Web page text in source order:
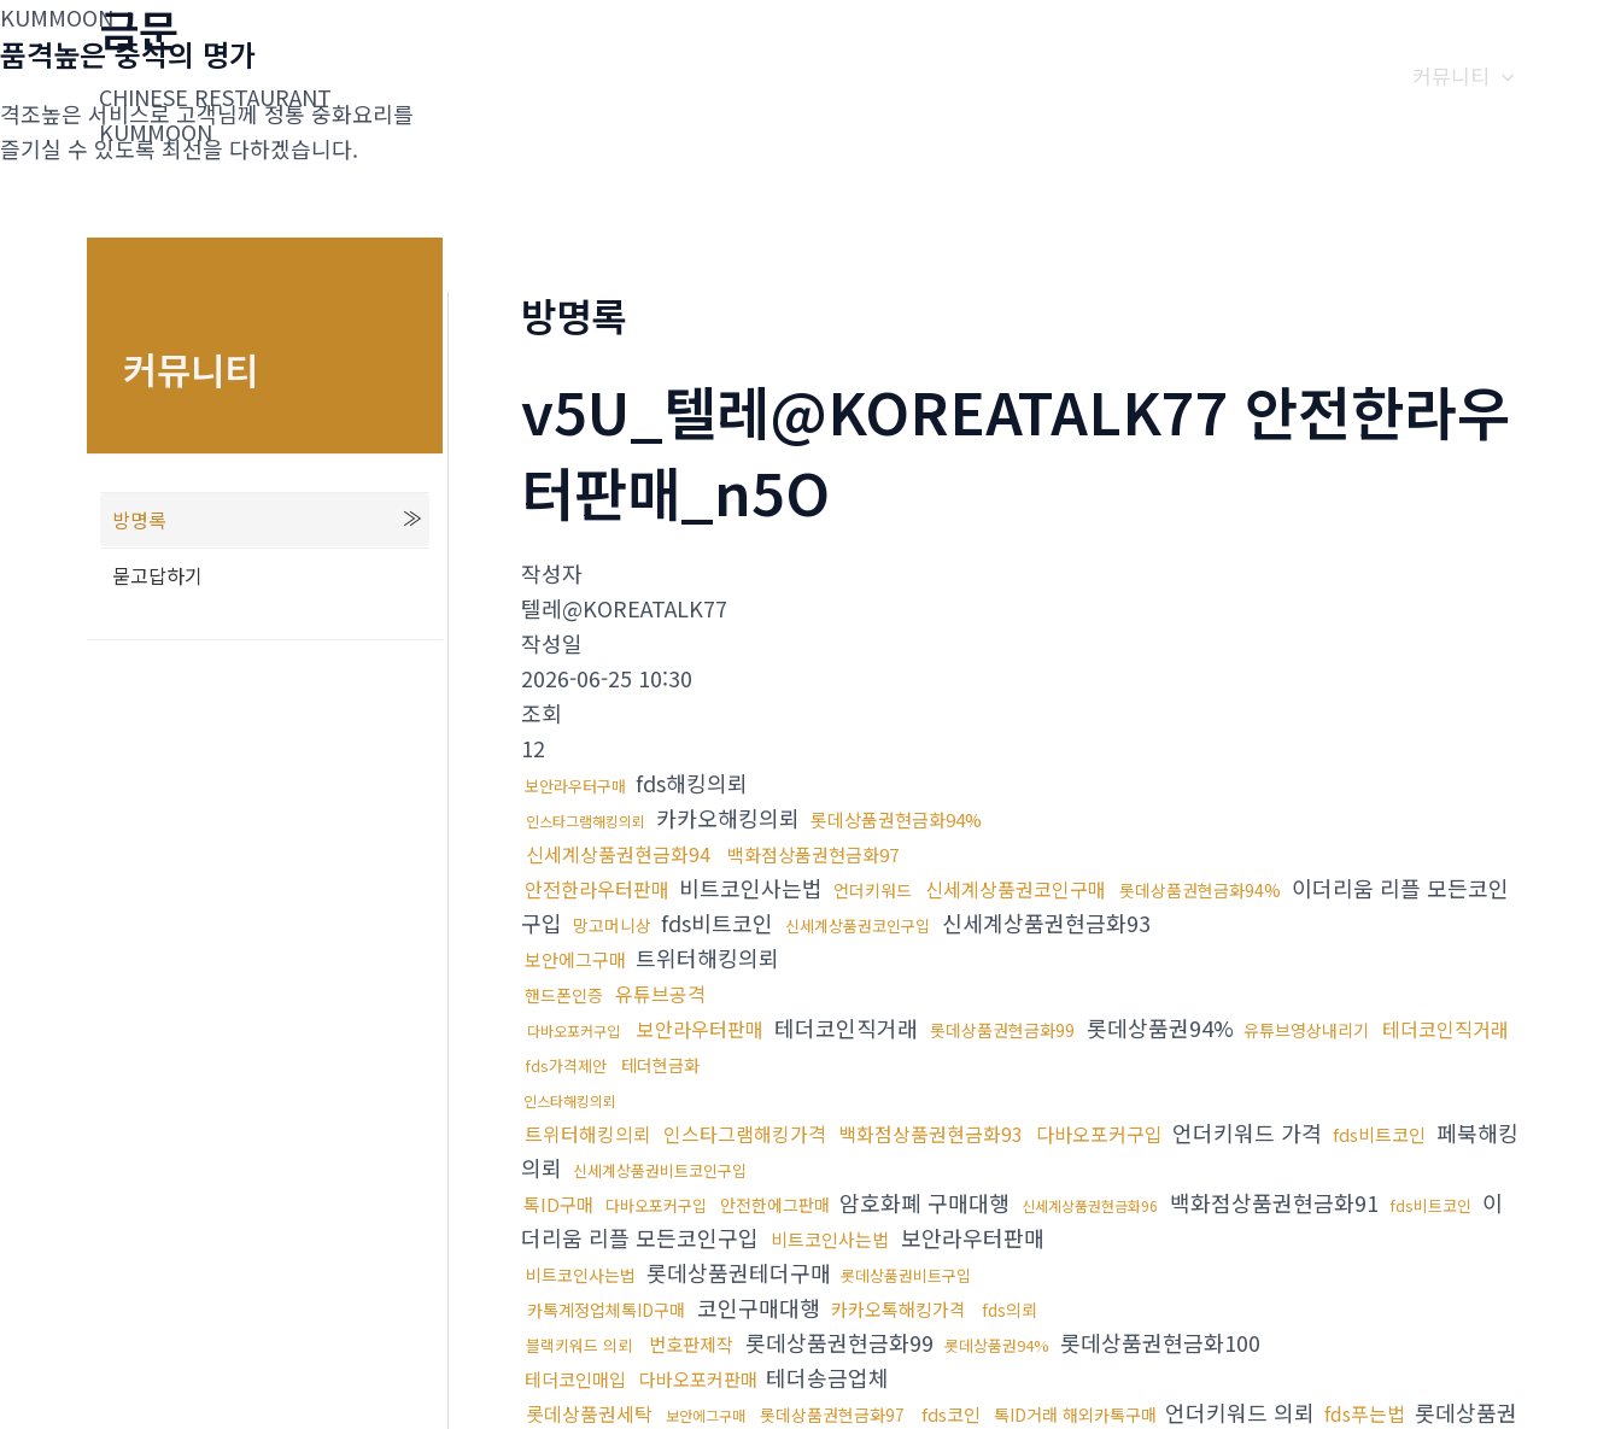
콘
텐
로
건
금문
CHINESE RESTAURANT
KUMMOON
커뮤니티
KUMMOON
품격높은 중식의 명가
격조높은 서비스로 고객님께 정통 중화요리를
즐기실 수 있도록 최선을 다하겠습니다.
커뮤니티
방명록
묻고답하기
방명록
v5U_텔레@KOREATALK77 안전한라우
터판매_n5O
작성자
텔레@KOREATALK77
작성일
2026-06-25 10:30
조회
12
보안라우터구매 fds해킹의뢰
인스타그램해킹의뢰 카카오해킹의뢰 롯데상품권현금화94%
신세계상품권현금화94 백화점상품권현금화97
안전한라우터판매 비트코인사는법 언더키워드 신세계상품권코인구매 롯데상품권현금화94% 이더리움 리플 모든코인
구입
망고머니상 fds비트코인 신세계상품권코인구입 신세계상품권현금화93
보안에그구매 트위터해킹의뢰
핸드폰인증 유튜브공격
다바오포커구입 보안라우터판매 테더코인직거래 롯데상품권현금화99 롯데상품권94% 유튜브영상내리기 테더코인직거래
fds가격제안 테더현금화
인스타해킹의뢰
트위터해킹의뢰 인스타그램해킹가격 백화점상품권현금화93 다바오포커구입 언더키워드 가격 fds비트코인 페북해킹
의뢰
신세계상품권비트코인구입
톡ID구매 다바오포커구입 안전한에그판매 암호화폐 구매대행 신세계상품권현금화96 백화점상품권현금화91 fds비트코인
이
더리움 리플 모든코인구입
비트코인사는법 보안라우터판매
비트코인사는법 롯데상품권테더구매 롯데상품권비트구입
카톡계정업체톡ID구매 코인구매대행 카카오톡해킹가격 fds의뢰
블랙키워드 의뢰 번호판제작 롯데상품권현금화99 롯데상품권94% 롯데상품권현금화100
테더코인매입 다바오포커판매 테더송금업체
롯데상품권세탁 보안에그구매 롯데상품권현금화97 fds코인 톡ID거래 해외카톡구매 언더키워드 의뢰 fds푸는법 롯데상품권